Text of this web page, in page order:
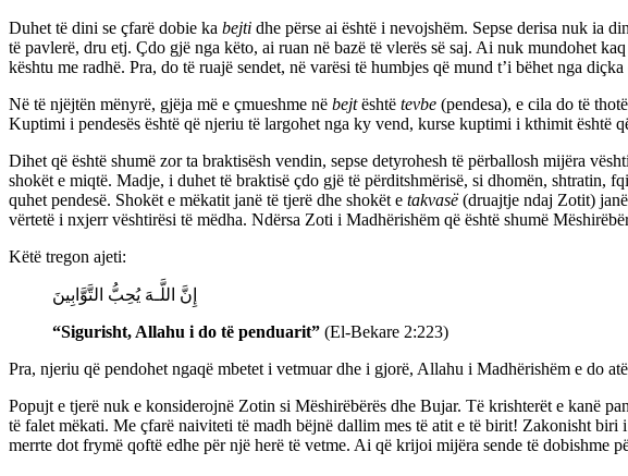
Duhet të dini se çfarë dobie ka bejti dhe përse ai është i nevojshëm. Sepse derisa nuk ia
të pavlerë, dru etj. Çdo gjë nga këto, ai ruan në bazë të vlerës së saj. Ai nuk mundohet
kështu me radhë. Pra, do të ruajë sendet, në varësi të humbjes që mund t’i bëhet nga diçka
Në të njëjtën mënyrë, gjëja më e çmueshme në bejtështë tevbe (pendesa), e cila do të
Kuptimi i pendesës është që njeriu të largohet nga ky vend, kurse kuptimi i kthimit është
Dihet që është shumë zor ta braktisësh vendin, sepse detyrohesh të përballosh mijëra
shokët e miqtë. Madje, i duhet të braktisë çdo gjë të përditshmërisë, si dhomën, shtratin,
quhet pendesë. Shokët e mëkatit janë të tjerë dhe shokët e takvasë(druajtje ndaj Zotit) janë
vërtetë i nxjerr vështirësi të mëdha. Ndërsa Zoti i Madhërishëm që është shumë
Këtë tregon ajeti:
إِنَّ اللَّـهَ يُحِبُّ التَّوَّابِينَ
“Sigurisht, Allahu i do të penduarit” (El-Bekare 2:223)
Pra, njeriu që pendohet ngaqë mbetet i vetmuar dhe i gjorë, Allahu i Madhërishëm e do
Popujt e tjerë nuk e konsiderojnë Zotin si Mëshirëbërës dhe Bujar. Të krishterët e kanë
të falet mëkati. Me çfarë naiviteti të madh bëjnë dallim mes të atit e të birit! Zakonisht
merrte dot frymë qoftë edhe për një herë të vetme. Ai që krijoi mijëra sende të dobishme